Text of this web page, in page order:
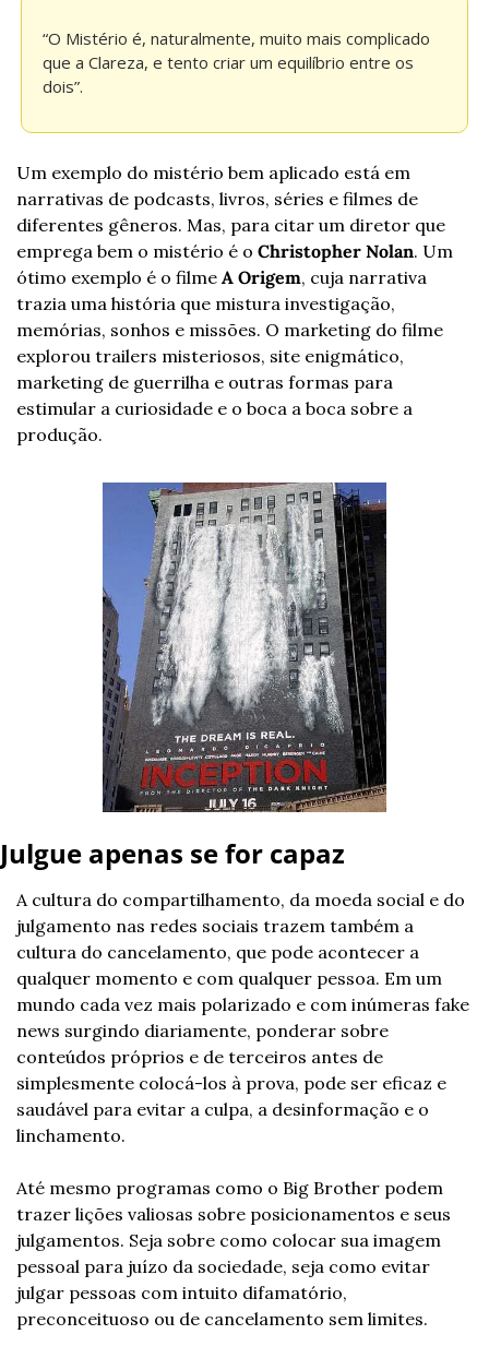
“O Mistério é, naturalmente, muito mais complicado
que a Clareza, e tento criar um equilíbrio entre os
dois”.
Um exemplo do mistério bem aplicado está em
narrativas de podcasts, livros, séries e filmes de
diferentes gêneros. Mas, para citar um diretor que
emprega bem o mistério é o Christopher Nolan. Um
ótimo exemplo é o filme A Origem, cuja narrativa
trazia uma história que mistura investigação,
memórias, sonhos e missões. O marketing do filme
explorou trailers misteriosos, site enigmático,
marketing de guerrilha e outras formas para
estimular a curiosidade e o boca a boca sobre a
produção.
Julgue apenas se for capaz
A cultura do compartilhamento, da moeda social e do
julgamento nas redes sociais trazem também a
cultura do cancelamento, que pode acontecer a
qualquer momento e com qualquer pessoa. Em um
mundo cada vez mais polarizado e com inúmeras fake
news surgindo diariamente, ponderar sobre
conteúdos próprios e de terceiros antes de
simplesmente colocá-los à prova, pode ser eficaz e
saudável para evitar a culpa, a desinformação e o
linchamento.
Até mesmo programas como o Big Brother podem
trazer lições valiosas sobre posicionamentos e seus
julgamentos. Seja sobre como colocar sua imagem
pessoal para juízo da sociedade, seja como evitar
julgar pessoas com intuito difamatório,
preconceituoso ou de cancelamento sem limites.